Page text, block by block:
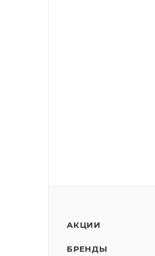
АКЦИИ
БРЕНДЫ